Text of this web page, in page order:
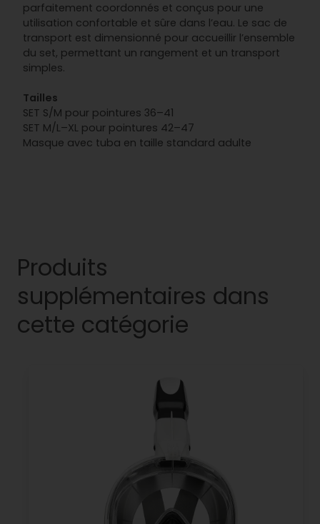
parfaitement coordonnés et conçus pour une
utilisation confortable et sûre dans l’eau. Le sac de
transport est dimensionné pour accueillir l’ensemble
du set, permettant un rangement et un transport
simples.
Tailles
SET S/M pour pointures 36–41
SET M/L–XL pour pointures 42–47
Masque avec tuba en taille standard adulte
Produits
supplémentaires dans
cette catégorie